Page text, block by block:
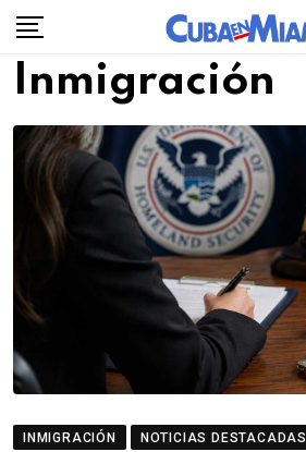
Skip
content
Inmigración
INMIGRACIÓN NOTICIAS DESTACADAS